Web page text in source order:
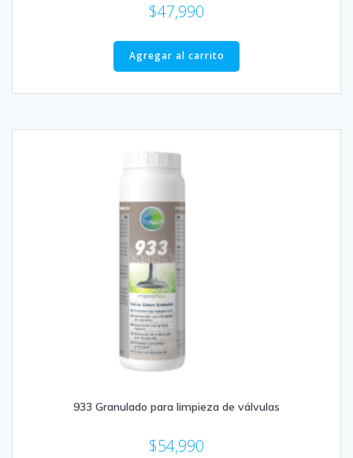
$47,990
Agregar al carrito
933 Granulado para limpieza de válvulas
$54,990